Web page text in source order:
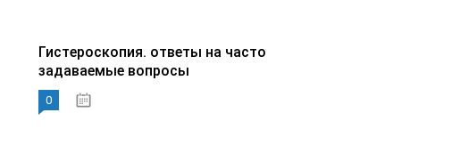
Гистероскопия. ответы на часто
задаваемые вопросы
0